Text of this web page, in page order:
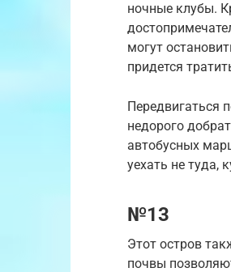
ночные клубы.
могут
придется
Передвигаться
недорого
автобусных
уехать не туда,
№13
Этот остров
почвы